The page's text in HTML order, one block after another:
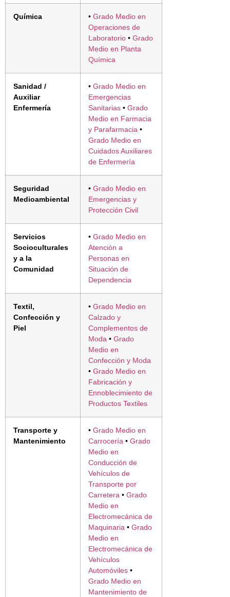
Química • Grado Medio en
Operaciones de
Laboratorio • Grado
Medio en Planta
Química
Sanidad /
Auxiliar
Enfermería
• Grado Medio en
Emergencias
Sanitarias • Grado
Medio en Farmacia
y Parafarmacia •
Grado Medio en
Cuidados Auxiliares
de Enfermería
Seguridad
Medioambiental
• Grado Medio en
Emergencias y
Protección Civil
Servicios
Socioculturales
y a la
Comunidad
• Grado Medio en
Atención a
Personas en
Situación de
Dependencia
Textil,
Confección y
Piel
• Grado Medio en
Calzado y
Complementos de
Moda • Grado
Medio en
Confección y Moda
• Grado Medio en
Fabricación y
Ennoblecimiento de
Productos Textiles
Transporte y
Mantenimiento
• Grado Medio en
Carrocería • Grado
Medio en
Conducción de
Vehículos de
Transporte por
Carretera • Grado
Medio en
Electromecánica de
Maquinaria • Grado
Medio en
Electromecánica de
Vehículos
Automóviles •
Grado Medio en
Mantenimiento de